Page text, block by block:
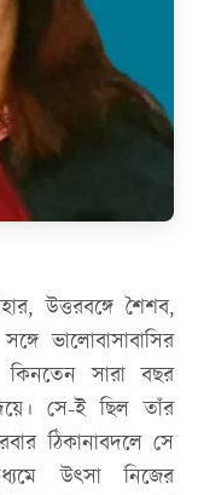
উত্তরবঙ্গে শৈশব,
ভালোবাসাবাসির
সারা বছর
সে-ই ছিল তাঁর
ঠিকানাবদলে সে
উৎসা নিজের